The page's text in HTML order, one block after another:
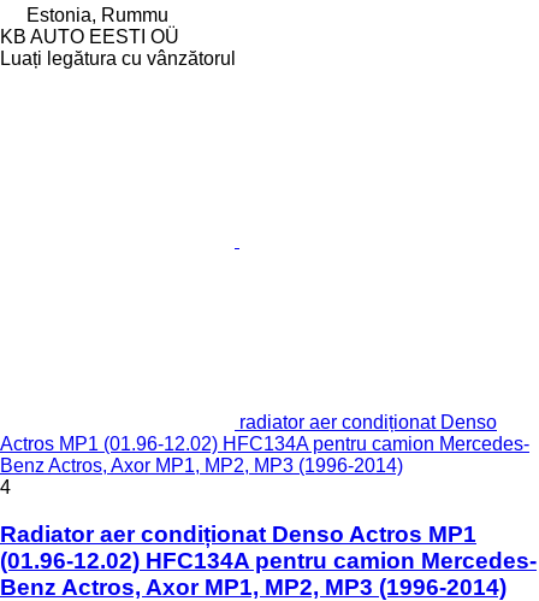
Estonia, Rummu
KB AUTO EESTI OÜ
Luați legătura cu vânzătorul
radiator aer condiționat Denso
Actros MP1 (01.96-12.02) HFC134A pentru camion Mercedes-
Benz Actros, Axor MP1, MP2, MP3 (1996-2014)
4
Radiator aer condiționat Denso Actros MP1
(01.96-12.02) HFC134A pentru camion Mercedes-
Benz Actros, Axor MP1, MP2, MP3 (1996-2014)